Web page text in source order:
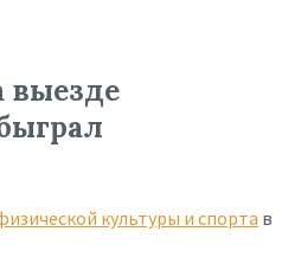
выезде
культуры и спорта в